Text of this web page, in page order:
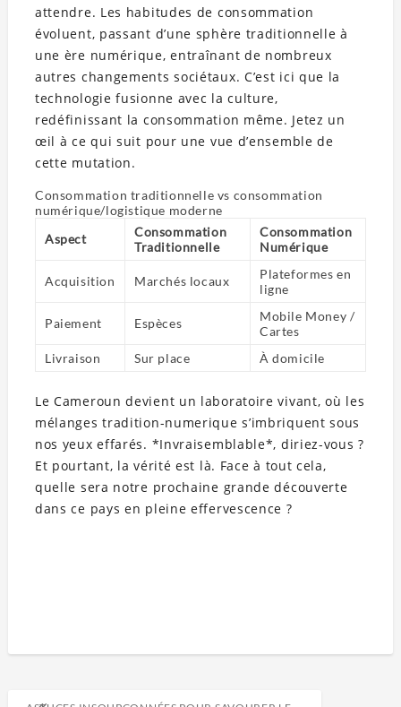
attendre. Les habitudes de consommation
évoluent, passant d’une sphère traditionnelle à
une ère numérique, entraînant de nombreux
autres changements sociétaux. C’est ici que la
technologie fusionne avec la culture,
redéfinissant la consommation même. Jetez un
œil à ce qui suit pour une vue d’ensemble de
cette mutation.
Consommation traditionnelle vs consommation
numérique/logistique moderne
Aspect
Consommation
Traditionnelle
Consommation
Numérique
Acquisition Marchés locaux
Plateformes en
ligne
Paiement Espèces
Mobile Money /
Cartes
Livraison
Sur place À domicile
Le Cameroun devient un laboratoire vivant, où les
mélanges tradition-numerique s’imbriquent sous
nos yeux effarés. *Invraisemblable*, diriez-vous ?
Et pourtant, la vérité est là. Face à tout cela,
quelle sera notre prochaine grande découverte
dans ce pays en pleine effervescence ?